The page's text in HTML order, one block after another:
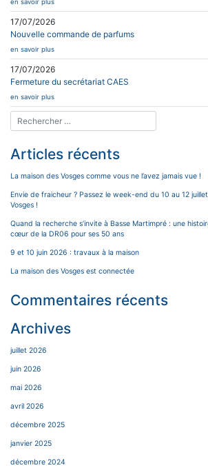
17/07/2026
Nouvelle commande de parfums
en savoir plus
17/07/2026
Fermeture du secrétariat CAES
en savoir plus
Articles récents
La maison des Vosges comme vous ne l’avez jamais vue !
Envie de fraicheur ? Passez le week-end du 10 au 12
Vosges !
Quand la recherche s’invite à Basse Martimpré : une
cœur de la DR06 pour ses 50 ans
9 et 10 juin 2026 : travaux à la maison
La maison des Vosges est connectée
Commentaires récents
Archives
juillet 2026
juin 2026
mai 2026
avril 2026
décembre 2025
janvier 2025
décembre 2024